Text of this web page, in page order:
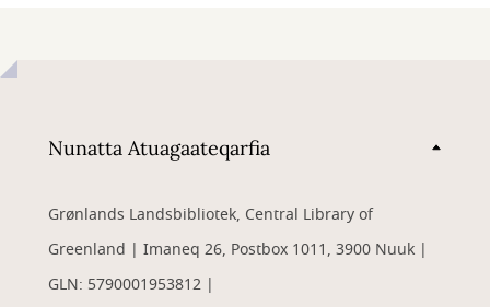
Nunatta Atuagaateqarfia
Grønlands Landsbibliotek, Central Library of
Greenland | Imaneq 26, Postbox 1011, 3900 Nuuk |
GLN: 5790001953812 |